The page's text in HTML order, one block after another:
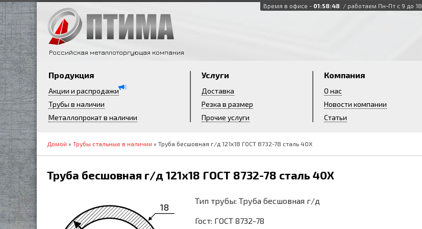
Время в офисе - 01:58:49 / работаем Пн-Пт с 9 до 18
Российская металлоторгующая компания
Продукция
Акции и распродажи
Трубы в наличии
Металлопрокат в наличии
Услуги
Доставка
Резка в размер
Прочие услуги
Компания
О нас
Новости компании
Статьи
Домой » Трубы стальные в наличии » Труба бесшовная г/д 121х18 ГОСТ 8732-78 сталь 40Х
Труба бесшовная г/д 121х18 ГОСТ 8732-78 сталь 40Х
18
Тип трубы: Труба бесшовная г/д
Гост: ГОСТ 8732-78